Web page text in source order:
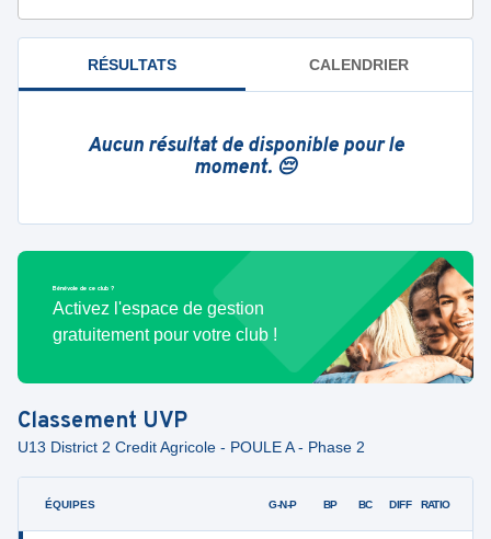
RÉSULTATS CALENDRIER
Aucun résultat de disponible pour le
moment. 😔
Bénévole de ce club ?
Activez l'espace de gestion
gratuitement pour votre club !
Classement UVP
U13 District 2 Credit Agricole - POULE A - Phase 2
ÉQUIPES G-N-P BP BC DIFF RATIO